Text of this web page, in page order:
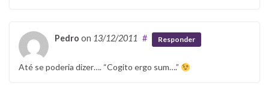
Pedro on 13/12/2011 # Responder
Até se poderia dizer…. “Cogito ergo sum….”